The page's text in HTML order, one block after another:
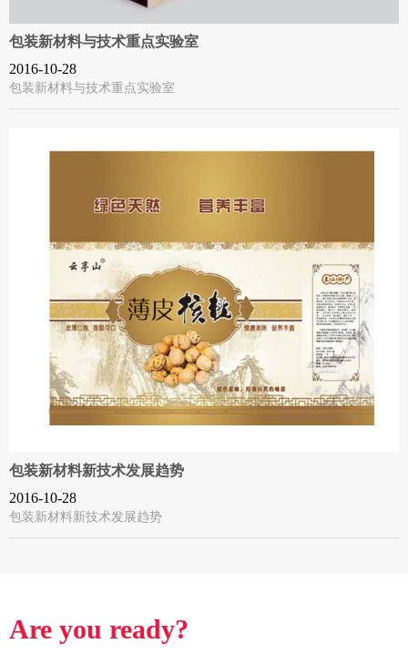
包装新材料与技术重点实验室
2016-10-28
包装新材料与技术重点实验室
包装新材料新技术发展趋势
2016-10-28
包装新材料新技术发展趋势
Are you ready?